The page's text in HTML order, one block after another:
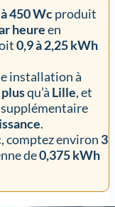
450 Wcproduit
heureen
0,9 à 2,25 kWh
installation à
plusqu’à Lille, et
supplémentaire
.
, comptez environ 3
de0,375 kWh